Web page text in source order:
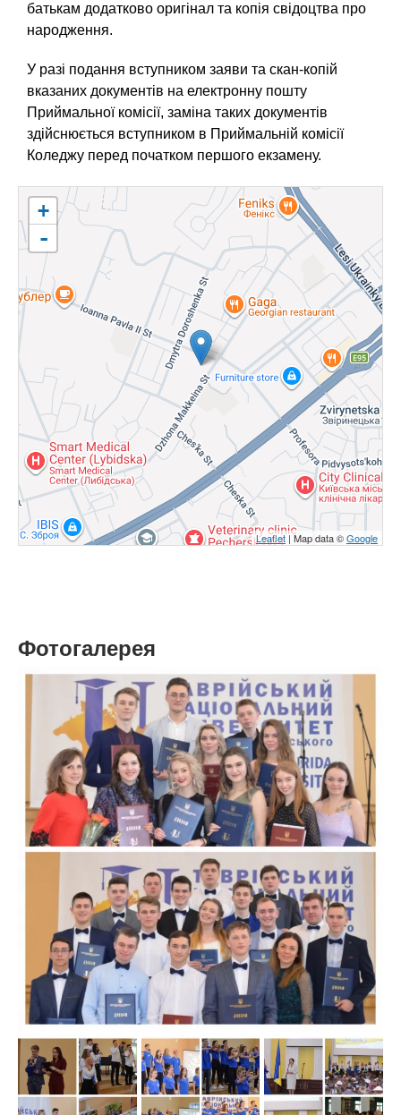
батькам додатково оригінал та копія свідоцтва про
народження.
У разі подання вступником заяви та скан-копій
вказаних документів на електронну пошту
Приймальної комісії, заміна таких документів
здійснюється вступником в Приймальній комісії
Коледжу перед початком першого екзамену.
+
-
Leaflet| Map data ©Google
Фотогалерея